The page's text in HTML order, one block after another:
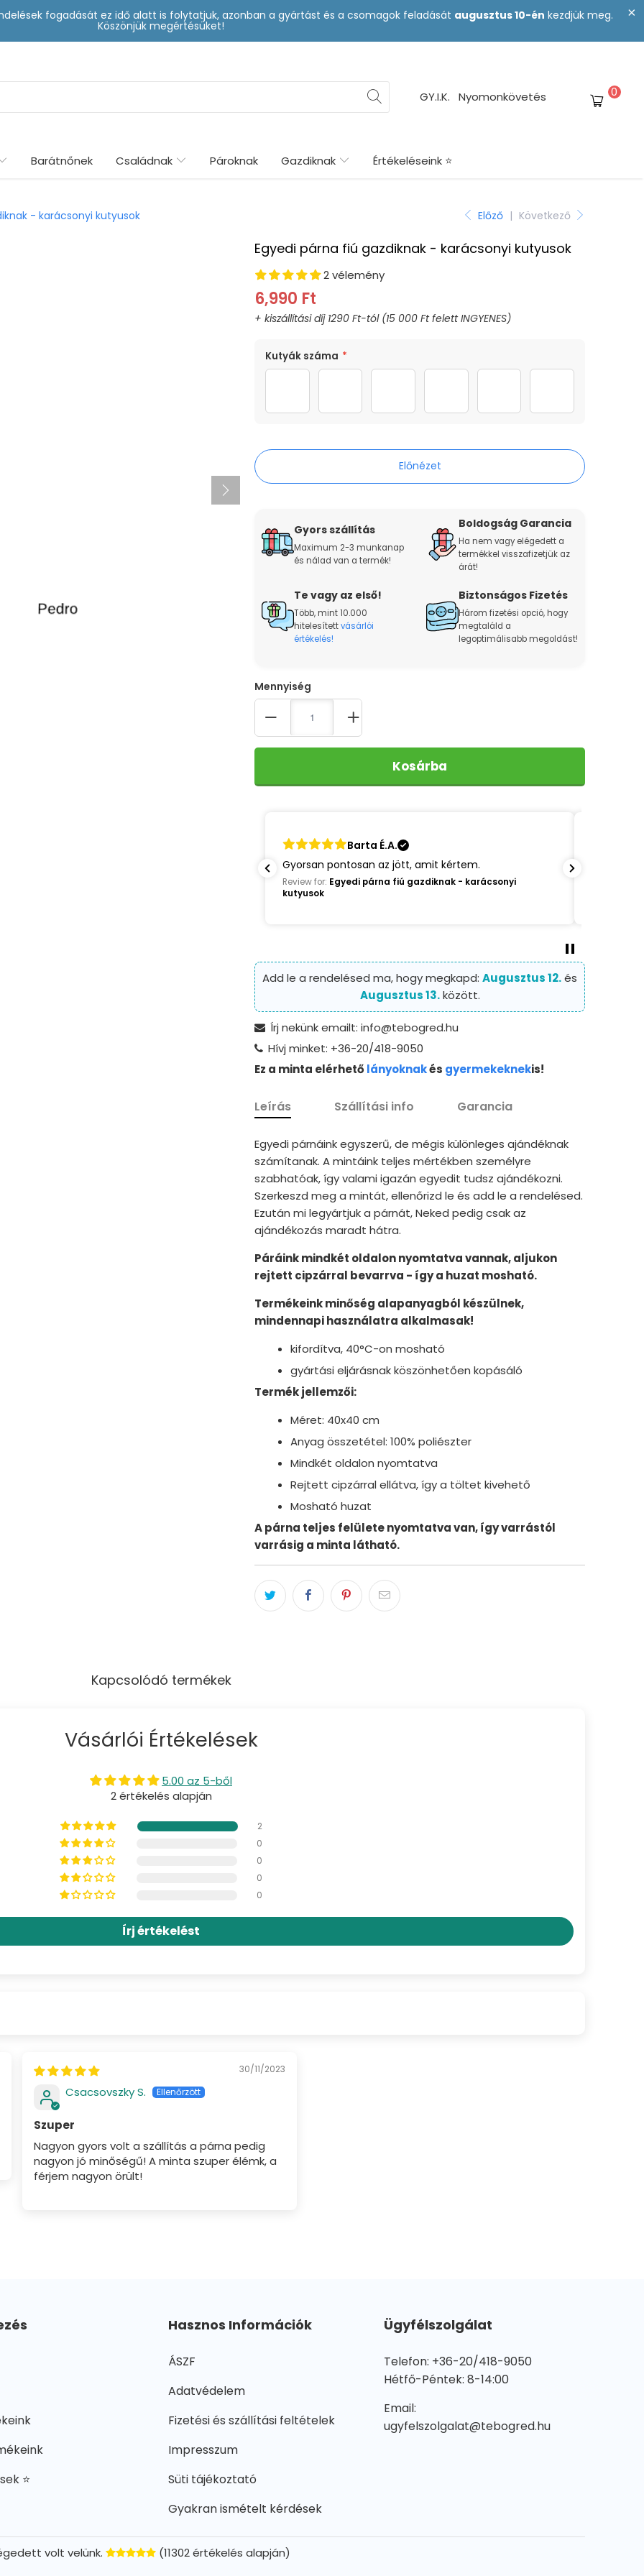
fogadását ez idő alatt is folytatjuk, azonban a gyártást és a csomagok feladását augusztus 10-én kezdjük meg.
Köszönjük megértésüket!
GY.I.K. Nyomonkövetés 0
Barátnőnek Családnak Pároknak Gazdiknak Értékeléseink ⭐
Előző | Következő
- karácsonyi kutyusok
Egyedi párna fiú gazdiknak - karácsonyi kutyusok
2 vélemény
6,990 Ft
SZÍN
40cm
Kutyák száma *
Előnézet
Gyors szállítás
Maximum 2-3 munkanap
és nálad van a termék!
Boldogság Garancia
Ha nem vagy elégedett a
termékkel visszafizetjük az
árát!
Te vagy az első!
Több, mint 10.000
hitelesítettvásárlói
értékelés!
Biztonságos Fizetés
Három fizetési opció, hogy
megtaláld a
legoptimálisabb megoldást!
Quantity
Kosárba
Barta É.A.
Gyorsan pontosan az jött, amit kértem.
Review for: Egyedi párna fiú gazdiknak - karácsonyi
kutyusok
Add le a rendelésed ma, hogy megkapd: Augusztus 12.és
Augusztus 13.között.
Írj nekünk emailt: info@tebogred.hu
Hívj minket: +36-20/418-9050
Ez a minta elérhető lányoknakés gyermekeknekis!
Leírás Szállítási info Garancia
Egyedi párnáink egyszerű, de mégis különleges ajándéknak
számítanak. A mintáink teljes mértékben személyre
szabhatóak, így valami igazán egyedit tudsz ajándékozni.
Szerkeszd meg a mintát, ellenőrizd le és add le a rendelésed.
Ezután mi legyártjuk a párnát, Neked pedig csak az
ajándékozás maradt hátra.
Páráink mindkét oldalon nyomtatva vannak, aljukon
rejtett cipzárral bevarrva - így a huzat mosható.
Termékeink minőség alapanyagból készülnek,
mindennapi használatra alkalmasak!
kifordítva, 40°C-on mosható
gyártási eljárásnak köszönhetően kopásáló
Termék jellemzői:
Méret: 40x40 cm
Anyag összetétel: 100% poliészter
Mindkét oldalon nyomtatva
Rejtett cipzárral ellátva, így a töltet kivehető
Mosható huzat
A párna teljes felülete nyomtatva van, így varrástól
varrásig a minta látható.
Kapcsolódó termékek
Vásárlói Értékelések
5.00 az 5-ből
2 értékelés alapján
2
0
0
0
0
Írj értékelést
30/11/2023
Csacsovszky S.
Szuper
Nagyon gyors volt a szállítás a párna pedig
nagyon jó minőségű! A minta szuper élémk, a
férjem nagyon örült!
⭐
Hasznos Információk
ÁSZF
Adatvédelem
Fizetési és szállítási feltételek
Impresszum
Süti tájékoztató
Gyakran ismételt kérdések
Ügyfélszolgálat
Telefon: +36-20/418-9050
Hétfő-Péntek: 8-14:00
Email:
ugyfelszolgalat@tebogred.hu
volt velünk. (11302 értékelés alapján)